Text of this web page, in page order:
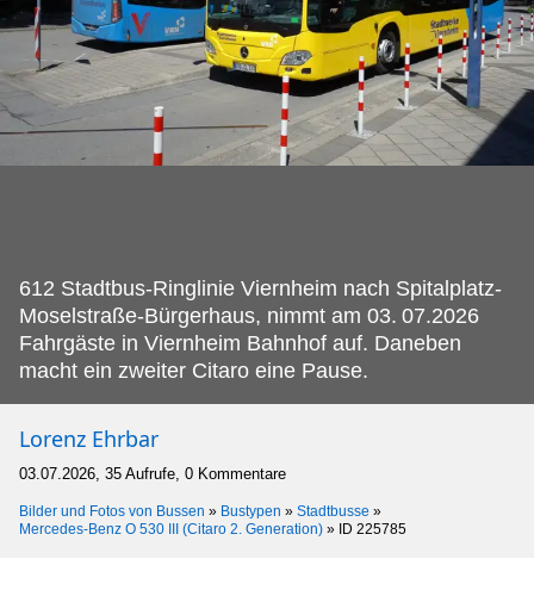
612 Stadtbus-Ringlinie Viernheim nach Spitalplatz-
Moselstraße-Bürgerhaus, nimmt am 03. 07.2026
Fahrgäste in Viernheim Bahnhof auf. Daneben
macht ein zweiter Citaro eine Pause.
Lorenz Ehrbar
03.07.2026, 35 Aufrufe, 0 Kommentare
Bilder und Fotos von Bussen » Bustypen » Stadtbusse »
Mercedes-Benz O 530 III (Citaro 2. Generation) » ID 225785